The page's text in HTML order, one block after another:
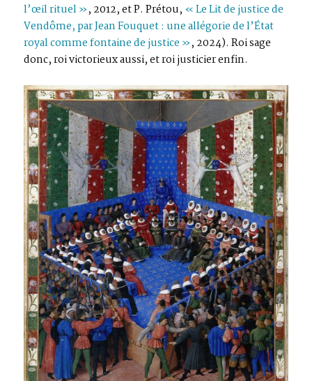
l’œil rituel », 2012, et P. Prétou, « Le Lit de justice de
Vendôme, par Jean Fouquet : une allégorie de l’État
royal comme fontaine de justice », 2024). Roi sage
donc, roi victorieux aussi, et roi justicier enfin.